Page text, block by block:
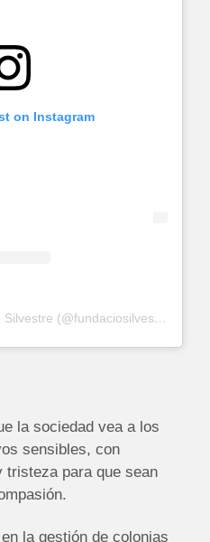
on Instagram
A post shared by Fundació Silvestre (@fundaciosilvestre)
la sociedad vea a los
sensibles, con
tristeza para que sean
la gestión de colonias